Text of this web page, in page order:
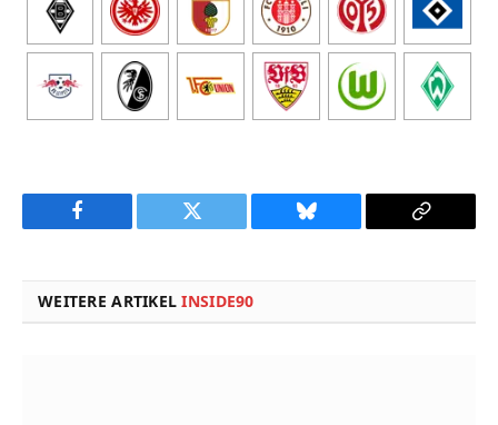
Facebook Twitter Bluesky
Copy
WEITERE ARTIKELINSIDE90